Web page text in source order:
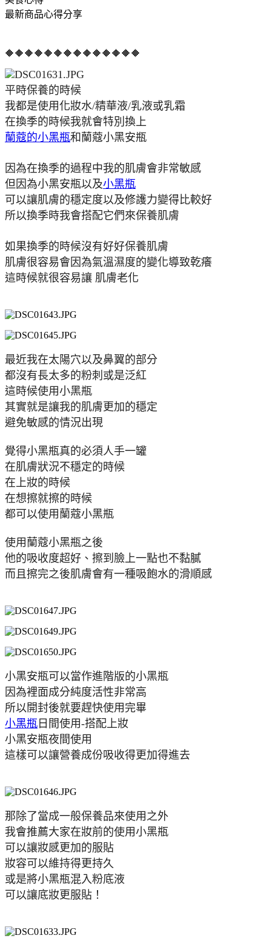
最新商品心得分享
🔶🔶🔶🔶🔶🔶🔶🔶🔶🔶🔶🔶🔶🔶
平時保養的時候
我都是使用化妝水/精華液/乳液或乳霜
在換季的時候我就會特別換上
蘭蔻的小黑瓶和蘭蔻小黑安瓶
因為在換季的過程中我的肌膚會非常敏感
但因為小黑安瓶以及小黑瓶
可以讓肌膚的穩定度以及修護力變得比較好
所以換季時我會搭配它們來保養肌膚
如果換季的時候沒有好好保養肌膚
肌膚很容易會因為氣溫濕度的變化導致乾癢
這時候就很容易讓 肌膚老化
最近我在太陽穴以及鼻翼的部分
都沒有長太多的粉刺或是泛紅
這時候使用小黑瓶
其實就是讓我的肌膚更加的穩定
避免敏感的情況出現
覺得小黑瓶真的必須人手一罐
在肌膚狀況不穩定的時候
在上妝的時候
在想擦就擦的時候
都可以使用蘭蔻小黑瓶
使用蘭蔻小黑瓶之後
他的吸收度超好、擦到臉上一點也不黏膩
而且擦完之後肌膚會有一種吸飽水的滑順感
小黑安瓶可以當作進階版的小黑瓶
因為裡面成分純度活性非常高
所以開封後就要趕快使用完畢
小黑瓶 日間使用-搭配上妝
小黑安瓶夜間使用
這樣可以讓營養成份吸收得更加得進去
那除了當成一般保養品來使用之外
我會推薦大家在妝前的使用小黑瓶
可以讓妝感更加的服貼
妝容可以維持得更持久
或是將小黑瓶混入粉底液
可以讓底妝更服貼！